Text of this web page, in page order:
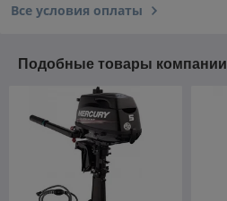
Все условия оплаты
Подобные товары компании